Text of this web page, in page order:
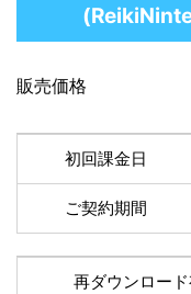
販売価格
初回課金日
ご契約期間
再ダウンロード